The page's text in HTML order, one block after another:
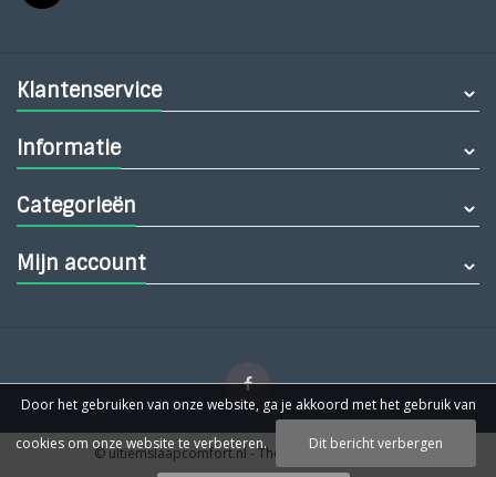
Klantenservice
Informatie
Categorieën
Mijn account
© ultiemslaapcomfort.nl- Theme byWebdinge.nl
Door het gebruiken van onze website, ga je akkoord met het gebruik van
cookies om onze website te verbeteren. Dit bericht verbergen